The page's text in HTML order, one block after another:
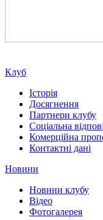
Клуб
Історія
Досягнення
Партнери клубу
Соціальна
Комерційна
Контактні дані
Новини
Новини клубу
Відео
Фотогалерея